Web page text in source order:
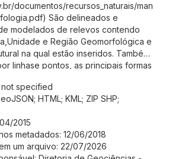
documentos/recursos_naturais/man
São delineados e
modelados de relevos contendo
na qual estão inseridos. Também
linhase pontos, as principais formas
é uma evolução dos
consiste
estudos preliminares da área com a
documentos cartográficos e
specified
HTML; KML; ZIP SHP;
2015
metadados: 12/06/2018
um arquivo: 22/07/2026